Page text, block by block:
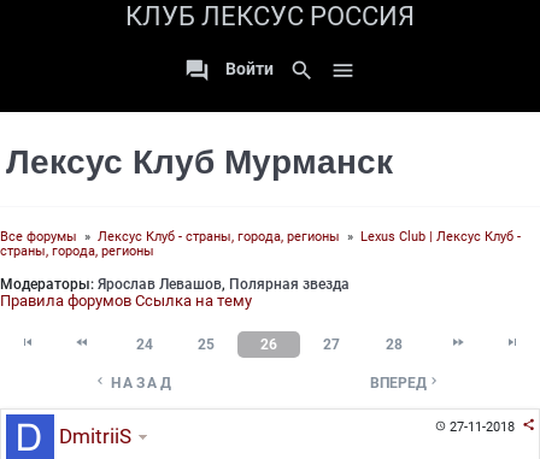
КЛУБ ЛЕКСУС РОССИЯ
 Войти search 
Лексус Клуб Мурманск
Все форумы » Лексус Клуб - страны, города, регионы » Lexus Club | Лексус Клуб -
страны, города, регионы
Модераторы: Ярослав Левашов, Полярная звезда
Правила форумов Ссылка на тему
  24 25 26 27 28  
 НАЗАД ВПЕРЕД 
27-11-2018 
DmitriiS